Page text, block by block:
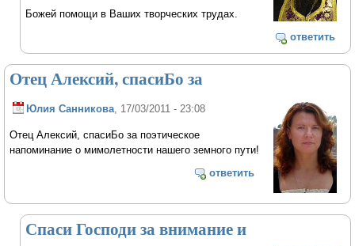
Божей помощи в Ваших творческих трудах.
ответить
Отец Алексий, спасиБо за
Юлия Санникова, 17/03/2011 - 23:08
Отец Алексий, спасиБо за поэтическое
напоминание о мимолетности нашего земного пути!
ответить
Спаси Господи за внимание и